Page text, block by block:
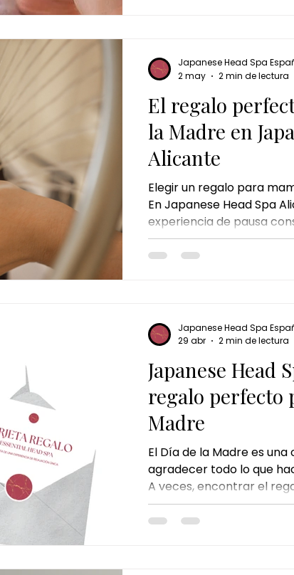
El regalo
la Madre en
Alicante
Elegir un regalo para
En Japanese Head Spa
experiencia de pausa
mamar sentirse cuidada,
Japanese Head Spa
2 may
2 min de lectura
Japanese Head
regalo perfecto
Madre
El Día de la Madre es
agradecer todo lo que
A veces, encontrar el
parecer complicado,
regalo no es algo
Japanese Head Spa
29 abr
2 min de lectura